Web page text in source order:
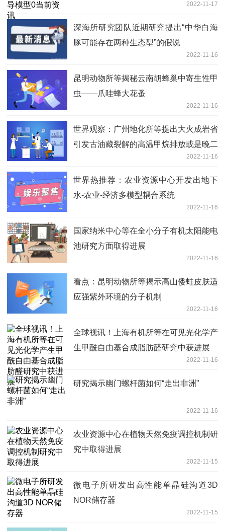
2022-11-17
深海所研究团队近期研究提出“中华白海
豚可能存在两种生态型”的假说
2022-11-16
昆明动物所等揭秘云南胡蜂巢中寄生性甲
虫——爪哇蜂大花蚤
2022-11-16
世界观察：广州地化所等提出大火成岩省
引发古油藏裂解的高温甲烷排放或是晚二
2022-11-16
世界热推荐：农业资源中心开发出地下
水-农业-经济多模型耦合系统
2022-11-16
国家纳米中心等在全小分子有机太阳能电
池研究方面取得进展
2022-11-16
看点：昆明动物所等揭示高山倭蛙皮肤适
应强紫外环境的分子机制
2022-11-16
全球视讯！上海有机所等在可见光化学产
生甲酰自由基合成脂肪醛研究中获进展
2022-11-16
研究揭示幽门螺杆菌如何“走出非洲”
2022-11-16
农业资源中心在植物天然免疫调控机制研
究中取得进展
2022-11-15
微电子所研发出高性能单晶硅沟道3D
NOR储存器
2022-11-15